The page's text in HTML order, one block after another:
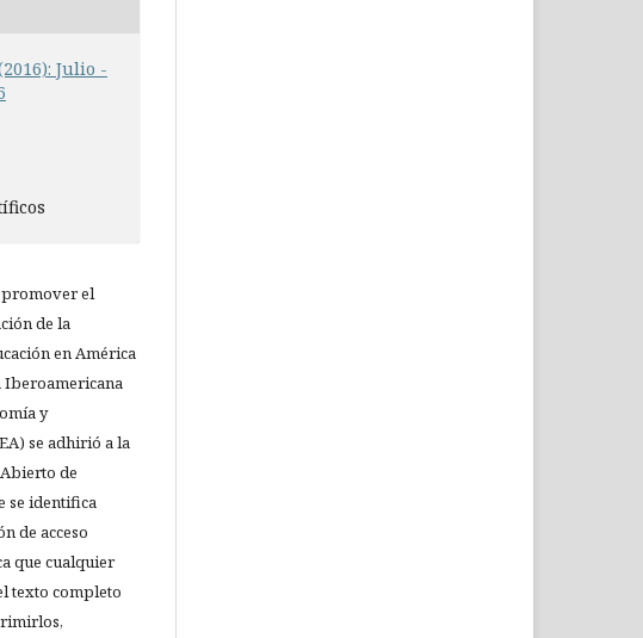
Julio -
el
de la
en América
Iberoamericana
y
se adhirió a la
de
se identifica
de acceso
que cualquier
texto completo